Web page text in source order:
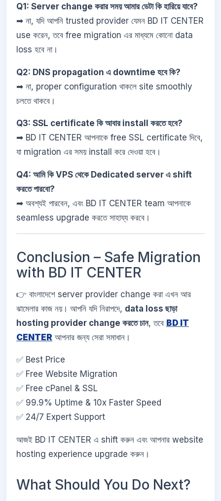
Q1: Server change করার সময় আমার ডেটা কি হারিয়ে যাবে?
➡ না, যদি আপনি trusted provider যেমন BD IT CENTER
use করেন, তবে free migration এর মাধ্যমে কোনো data
loss হবে না।
Q2: DNS propagation এ downtime হবে কি?
➡ না, proper configuration থাকলে site smoothly
চলতে থাকবে।
Q3: SSL certificate কি আবার install করতে হবে?
➡ BD IT CENTER আপনাকে free SSL certificate দিবে,
যা migration এর সময় install করে দেওয়া হবে।
Q4: আমি কি VPS থেকে Dedicated server এ shift
করতে পারবো?
➡ অবশ্যই পারবেন, এবং BD IT CENTER team আপনাকে
seamless upgrade করতে সাহায্য করবে।
Conclusion – Safe Migration
with BD IT CENTER
👉 বাংলাদেশে server provider change করা এখন আর
ঝামেলার কাজ নয়। আপনি যদি নিরাপদে, data loss ছাড়া
hosting provider change করতে চান, তবে BD IT
CENTER আপনার জন্য সেরা সমাধান।
✅ Best Price
✅ Free Website Migration
✅ Free cPanel & SSL
✅ 99.9% Uptime & 10x Faster Speed
✅ 24/7 Expert Support
আজই BD IT CENTER এ shift করুন এবং আপনার website
hosting experience upgrade করুন।
What Should You Do Next?